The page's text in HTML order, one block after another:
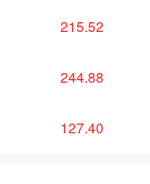
215.52
244.88
127.40